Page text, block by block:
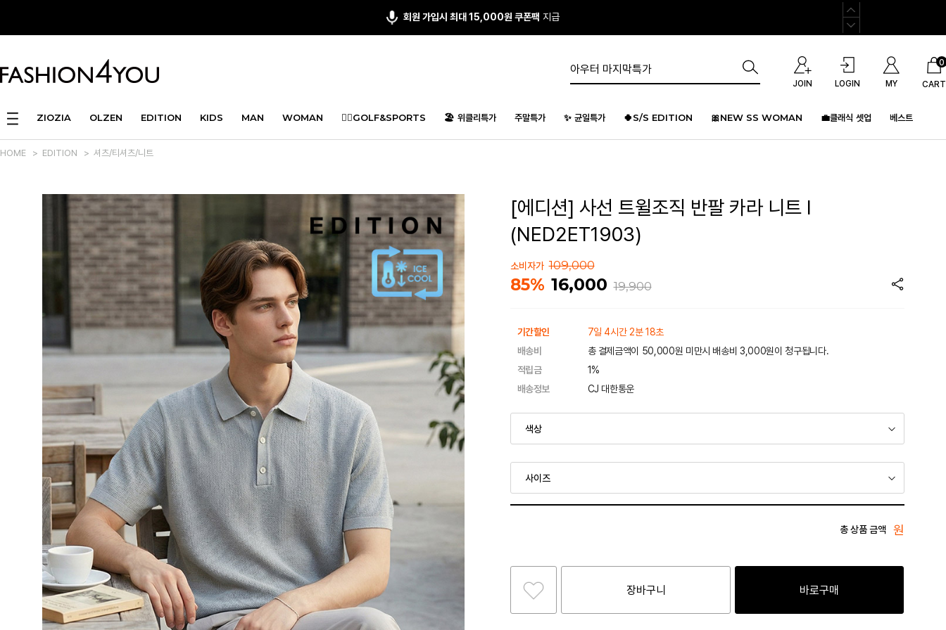
앱다운 3,000원쿠폰 증정
JOIN LOGIN MY CART
0
ZIOZIA OLZEN EDITION KIDS MAN WOMAN 🏌️‍♂️GOLF&SPORTS 🏖️ 위클리특가 주말특가 ✨ 균일특가 🍀S/S EDITION 🎀NEW SS WOMAN 💼클래식 셋업 베스트
HOME > EDITION > 셔츠/티셔츠/니트
[에디션] 사선 트윌조직 반팔 카라 니트 I
(NED2ET1903)
소비자가 109,000
85% 16,000 19,900
기간할인
7일 4시간 2분 18초
배송비
총 결제금액이 50,000원 미만시 배송비 3,000원이 청구됩니다.
적립금
1%
배송정보
CJ 대한통운
총 상품 금액 원
장바구니 바로구매